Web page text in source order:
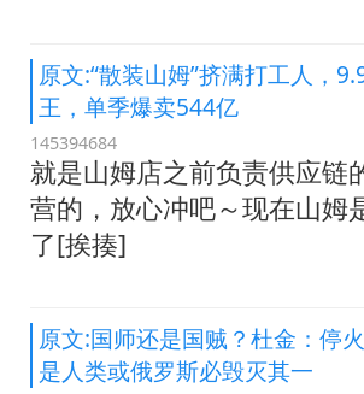
原文:“散装山姆”挤满打工人，
王，单季爆卖544亿
145394684
就是山姆店之前负责供应链
营的，放心冲吧～现在山姆
了[挨揍]
原文:国师还是国贼？杜金：停
是人类或俄罗斯必毁灭其一